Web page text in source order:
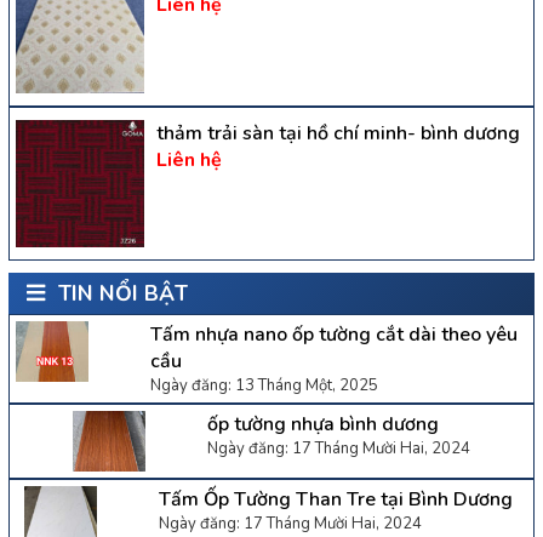
thảm trải sàn tại hồ chí minh- bình dương
Liên hệ
TIN NỔI BẬT
Tấm nhựa nano ốp tường cắt dài theo yêu
cầu
Ngày đăng: 13 Tháng Một, 2025
ốp tường nhựa bình dương
Ngày đăng: 17 Tháng Mười Hai, 2024
Tấm Ốp Tường Than Tre tại Bình Dương
Ngày đăng: 17 Tháng Mười Hai, 2024